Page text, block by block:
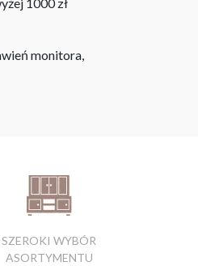
1000 zł
monitora,
SZEROKI WYBÓR
ASORTYMENTU